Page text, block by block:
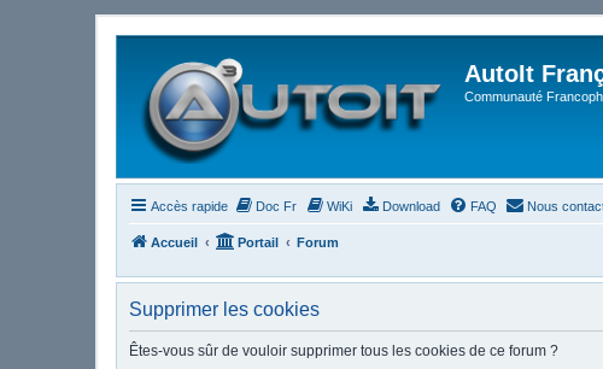
AutoIt
Communauté
Accès rapide Doc Fr WiKi Download FAQ Nous
Accueil Portail Forum
Supprimer les cookies
Êtes-vous sûr de vouloir supprimer tous les cookies de ce forum ?